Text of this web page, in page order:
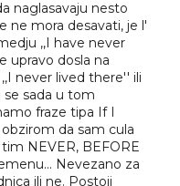
naglasavaju nesto
ne mora desavati, je l'
,,I have never
upravo dosla na
never lived there'' ili
se sada u tom
fraze tipa If I
da sam cula
NEVER, BEFORE
Nevezano za
ili ne. Postoji